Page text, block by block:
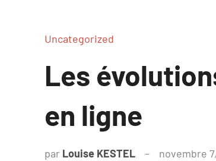
Uncategorized
Les
en ligne
par Louise KESTEL novembre